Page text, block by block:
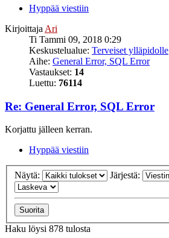
Hyppää viestiin
Kirjoittaja Ari
Ti Tammi 09, 2018 0:29
Keskustelualue: Terveiset ylläpidolle
Aihe: General Error, SQL Error
Vastaukset: 14
Luettu: 76114
Re: General Error, SQL Error
Korjattu jälleen kerran.
Hyppää viestiin
Näytä: Järjestä:
Haku löysi 878 tulosta